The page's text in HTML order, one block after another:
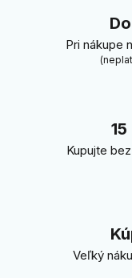
Pri nákupe
Kupujte
Veľký